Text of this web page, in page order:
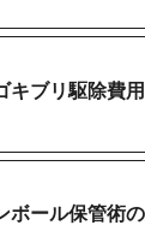
キブリ駆除費
ボール保管術